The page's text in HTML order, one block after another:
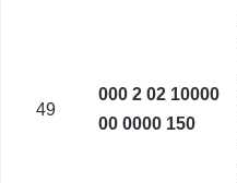
49
000 2 02 10000
00 0000 150